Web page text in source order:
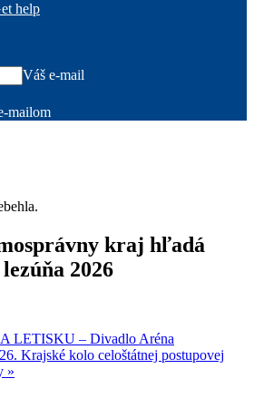
help
Váš e-mail
mailom
kraj hľadá
2026
LETISKU – Divadlo Aréna
Krajské kolo celoštátnej postupovej
»